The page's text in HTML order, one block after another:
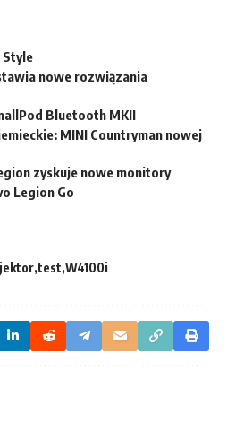
Style
nowe rozwiązania
Bluetooth MKII
MINI Countryman nowej
zyskuje nowe monitory
Legion Go
test W4100i